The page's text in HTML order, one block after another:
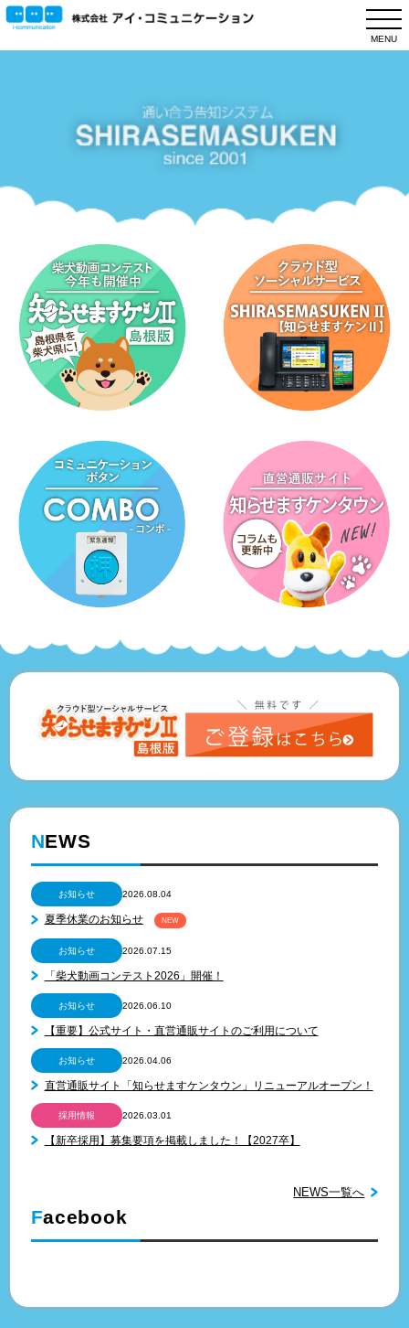
このページの本文へ
MENU
NEWS
お知らせ 2026.08.04
夏季休業のお知らせ NEW
お知らせ 2026.07.15
「柴犬動画コンテスト2026」開催！
お知らせ 2026.06.10
【重要】公式サイト・直営通販サイトのご利用について
お知らせ 2026.04.06
直営通販サイト「知らせますケンタウン」リニューアルオープン！
採用情報 2026.03.01
【新卒採用】募集要項を掲載しました！【2027卒】
NEWS一覧へ
Facebook